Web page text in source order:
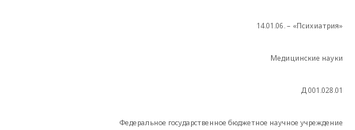
14.01.06. – «Психиатрия»
Медицинские науки
Д 001.028.01
Федеральное государственное бюджетное научное учреждение